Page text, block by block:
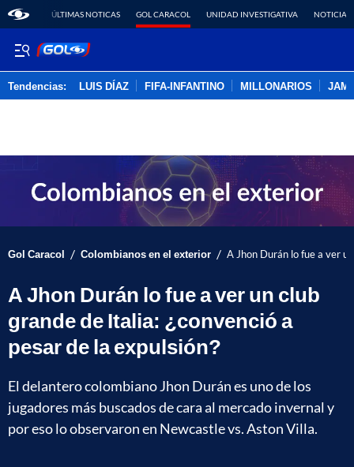
ÚLTIMAS NOTICAS GOL CARACOL UNIDAD INVESTIGATIVA NOTICIAS
Tendencias: LUIS DÍAZ FIFA-INFANTINO MILLONARIOS
Gol Caracol / Colombianos en el exterior / A Jhon Durán lo fue a ver
A Jhon Durán lo fue a ver un club
grande de Italia: ¿convenció a
pesar de la expulsión?
El delantero colombiano Jhon Durán es uno de los
jugadores más buscados de cara al mercado invernal y
por eso lo observaron en Newcastle vs. Aston Villa.